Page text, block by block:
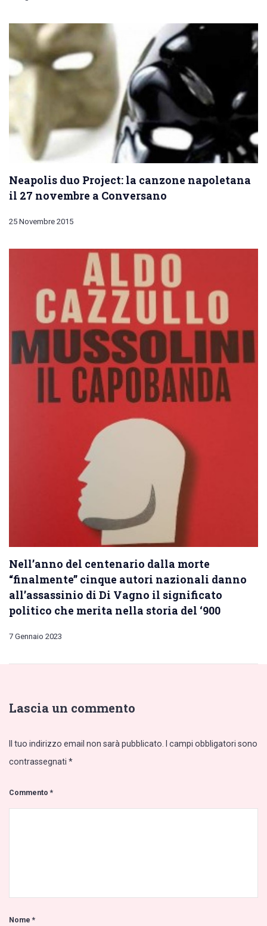
Neapolis duo Project: la canzone napoletana
il 27 novembre a Conversano
25 Novembre 2015
Nell’anno del centenario dalla morte
“finalmente” cinque autori nazionali danno
all’assassinio di Di Vagno il significato
politico che merita nella storia del ‘900
7 Gennaio 2023
Lascia un commento
Il tuo indirizzo email non sarà pubblicato.
I campi obbligatori sono
contrassegnati *
Commento*
Nome*